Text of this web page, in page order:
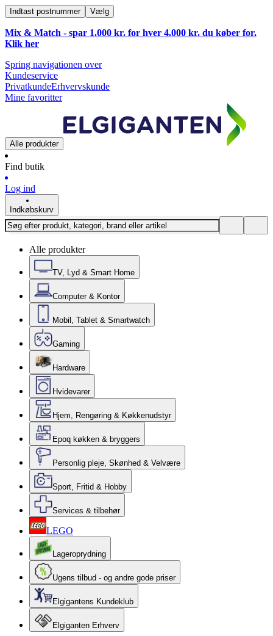
Indtast postnummer Vælg
Mix & Match - spar 1.000 kr. for hver 4.000 kr. du køber for.
Klik her
Spring navigationen over
Kundeservice
PrivatkundeErhvervskunde
Mine favoritter
Alle produkter
Find butik
Log ind
Indkøbskurv
Alle produkter
TV, Lyd & Smart Home
Computer & Kontor
Mobil, Tablet & Smartwatch
Gaming
Hardware
Hvidevarer
Hjem, Rengøring & Køkkenudstyr
Epoq køkken & bryggers
Personlig pleje, Skønhed & Velvære
Sport, Fritid & Hobby
Services & tilbehør
LEGO
Lageroprydning
Ugens tilbud - og andre gode priser
Elgigantens Kundeklub
Elgiganten Erhverv